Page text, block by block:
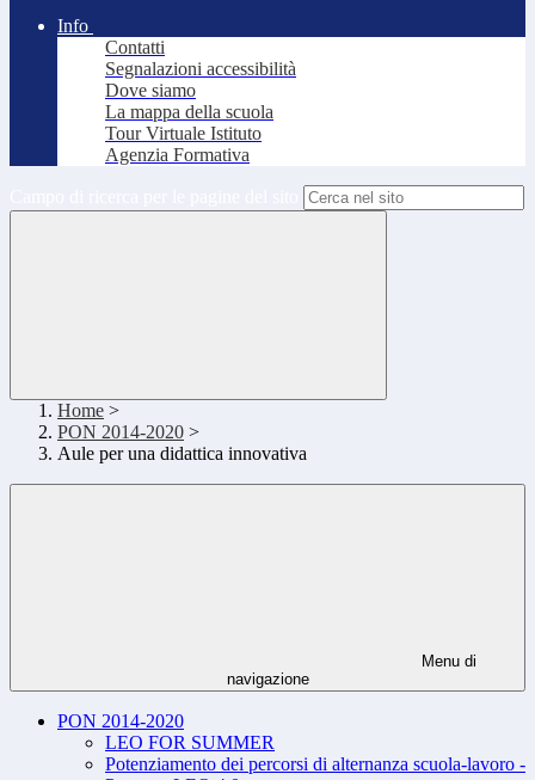
Info
Contatti
Segnalazioni accessibilità
Dove siamo
La mappa della scuola
Tour Virtuale Istituto
Agenzia Formativa
Home >
PON 2014-2020 >
Aule per una didattica innovativa
Menu di
navigazione
PON 2014-2020
LEO FOR SUMMER
Potenziamento dei percorsi di alternanza scuola-lavoro -